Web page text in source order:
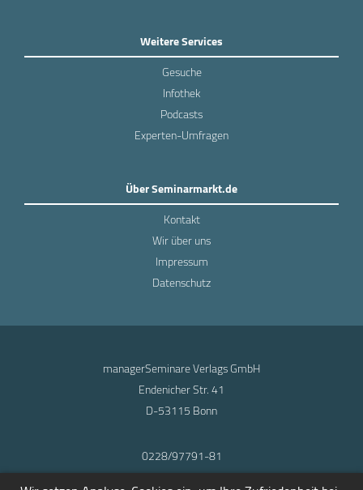
Weitere Services
Gesuche
Infothek
Podcasts
Experten-Umfragen
Über Seminarmarkt.de
Kontakt
Wir über uns
Impressum
Datenschutz
managerSeminare Verlags GmbH
Endenicher Str. 41
D-53115 Bonn
0228/97791-81
info@seminarmarkt.de